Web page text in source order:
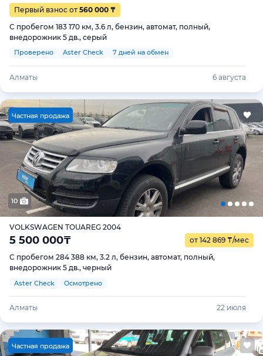
Первый взнос от 560 000 ₸
С пробегом 183 170 км, 3.6 л, бензин, автомат, полный,
внедорожник 5 дв., серый
Проверено Aster Check 7 дней на обмен
Алматы 6 августа
Частная продажа
10
VOLKSWAGEN TOUAREG 2004
5 500 000₸ от 142 869 ₸/мес
С пробегом 284 388 км, 3.2 л, бензин, автомат, полный,
внедорожник 5 дв., черный
Aster Check Осмотрено
Алматы 22 июля
Частная продажа